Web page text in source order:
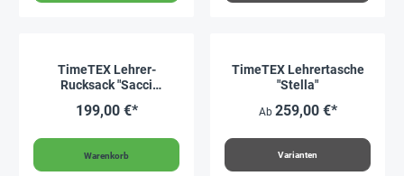
TimeTEX Lehrer-
Rucksack "Sacci
199,00 €*
Warenkorb
TimeTEX Lehrertasche
"Stella"
Ab 259,00 €*
Varianten